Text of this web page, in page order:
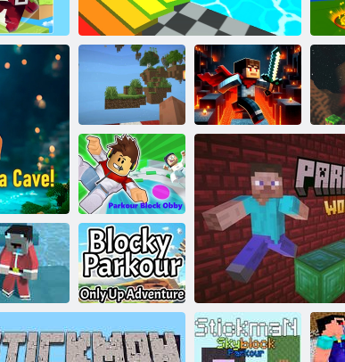
Obby Games Brookhaven
Parkour di
Block Craft
Island
Obby del blocco
minato
Obby del
parkour block
Craft
Parkour a
blocchi: solo